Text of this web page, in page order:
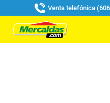
Venta telefónica